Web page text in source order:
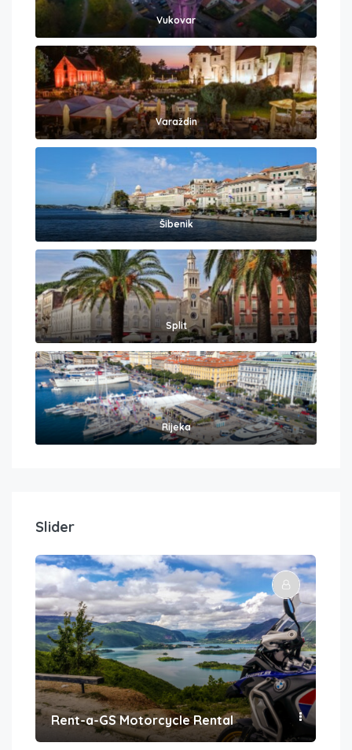
Vukovar
Varaždin
Šibenik
Split
Rijeka
Slider
Rent-a-GS Motorcycle Rental